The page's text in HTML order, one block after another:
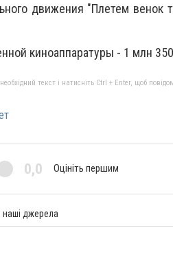
движения "Плетем
киноаппаратуры - 1 млн
текст і натисніть Ctrl + Enter, щоб
0,0 Оцініть першим
наші джерела